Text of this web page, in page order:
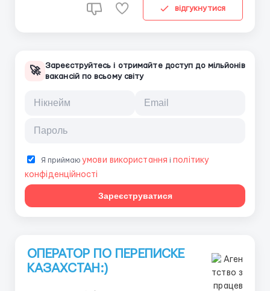
відгукнутися
🚀 Зареєструйтесь і отримайте доступ до мільйонів
вакансій по всьому світу
Я приймаюумови використання і політику
конфіденційності
Зареєструватися
ОПЕРАТОР ПО ПЕРЕПИСКЕ
КАЗАХСТАН:)